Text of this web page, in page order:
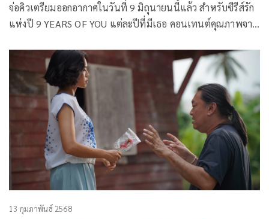
จ่อคิวเตรียมออกอากาศในวันที่ 9 มิถุนายนนี้แล้ว สำหรับซีรีส์รัก
แห่งปี 9 YEARS OF YOU แต่ละปีที่มีเธอ คอนเทนต์คุณภาพจาก
สัมพันธ์ตลอด 9 ปี ของ “เพื่อนที่รักกันมาก” จนกลายเป็น “รัก
กันมากกว่าเพื่อน” ล่าสุด ช่องวัน31 จัดงานเปิดตัวพร้อมพา
แฟนๆ ชมซีรีส์ EP.1-2 ครั้งแรกก่อนใคร ณ โรงภาพยนตร์ เอส
เอฟ เวิลด์ ซีเนม่า โรง 15 เซ็นทรัลเวิลด์
13 กุมภาพันธ์ 2568